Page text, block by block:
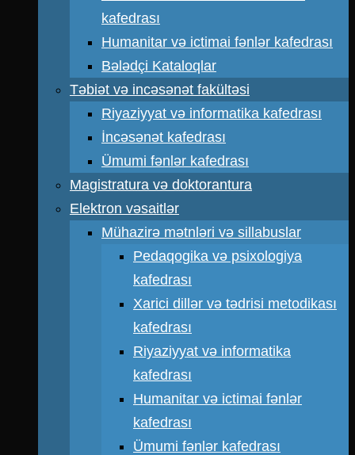
kafedrası
Humanitar və ictimai fənlər kafedrası
Bələdçi Kataloqlar
Təbiət və incəsənət fakültəsi
Riyaziyyat və informatika kafedrası
İncəsənət kafedrası
Ümumi fənlər kafedrası
Magistratura və doktorantura
Elektron vəsaitlər
Mühazirə mətnləri və sillabuslar
Pedaqogika və psixologiya
kafedrası
Xarici dillər və tədrisi metodikası
kafedrası
Riyaziyyat və informatika
kafedrası
Humanitar və ictimai fənlər
kafedrası
Ümumi fənlər kafedrası